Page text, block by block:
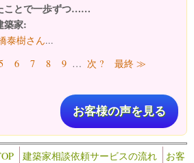
ことで一歩ずつ……
築家:
泰樹さん...
6 7 8 9 … 次 ? 最終 ≫
お客様の声を見る
建築家相談依頼サービスの流れ
お客